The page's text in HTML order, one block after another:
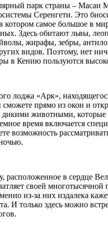
парк страны – Масаи
Серенгети. Это
котором самое большое в
Здесь обитают львы,
жирафы, зебры,
видов. Поэтому, нет
в Кению пользуются
лоджа «Арк»,
сможете прямо из окон и
дикими животными, которые
время включается
возможность
расположенное в сердце
своей многотысячной
из-за них издалека
И только здесь можно